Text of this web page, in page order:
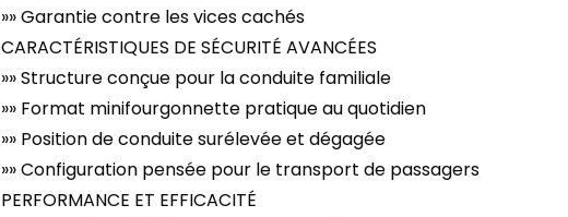
»» Garantie contre les vices cachés
CARACTÉRISTIQUES DE SÉCURITÉ AVANCÉES
»» Structure conçue pour la conduite familiale
»» Format minifourgonnette pratique au quotidien
»» Position de conduite surélevée et dégagée
»» Configuration pensée pour le transport de passagers
PERFORMANCE ET EFFICACITÉ